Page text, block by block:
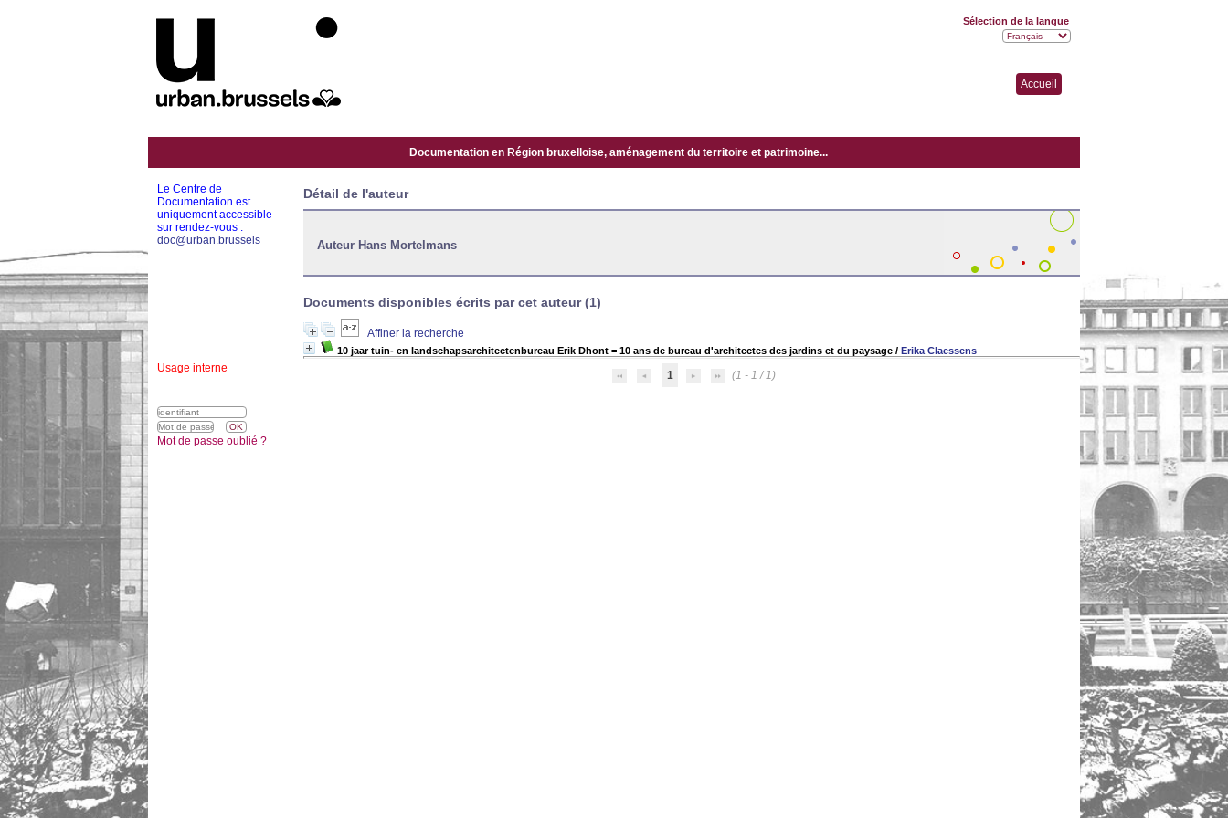
Accueil
Documentation en Région bruxelloise, aménagement du territoire et patrimoine...
Détail de l'auteur
Auteur Hans Mortelmans
Documents disponibles écrits par cet auteur (1)
Affiner la recherche
10 jaar tuin- en landschapsarchitectenbureau Erik Dhont = 10 ans de bureau d'architectes des jardins et du paysage / Erika Claessens
1 (1 - 1 / 1)
Le Centre de
Documentation est
uniquement accessible
sur rendez-vous :
doc@urban.brussels
Usage interne
Sélection de la langue
Mot de passe oublié ?